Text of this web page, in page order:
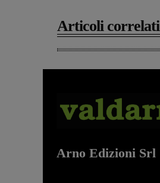
Articoli correlati
Arno Edizioni Srl